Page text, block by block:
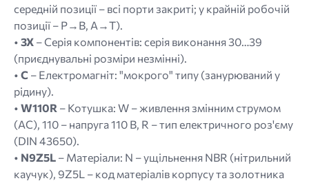
середній позиції – всі порти закриті; у крайній робочій
позиції – P→B, A→T).
• 3X – Серія компонентів: серія виконання 30…39
(приєднувальні розміри незмінні).
• C – Електромагніт: "мокрого" типу (занурюваний у
рідину).
• W110R – Котушка: W – живлення змінним струмом
(AC), 110 – напруга 110 В, R – тип електричного роз'єму
(DIN 43650).
• N9Z5L – Матеріали: N – ущільнення NBR (нітрильний
каучук), 9Z5L – код матеріалів корпусу та золотника